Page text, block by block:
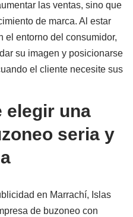
las ventas, sino que
de marca. Al estar
el entorno del consumidor,
su imagen y posicionarse
el cliente necesite sus
elegir una
seria y
en Marrachí, Islas
de buzoneo con